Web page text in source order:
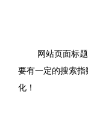
网站页面标
要有一定的搜索
化！